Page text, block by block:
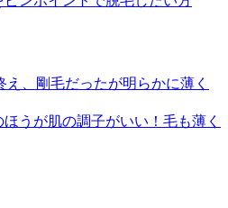
、剛毛だったが明らかに薄く
うが肌の調子がいい！毛も薄く